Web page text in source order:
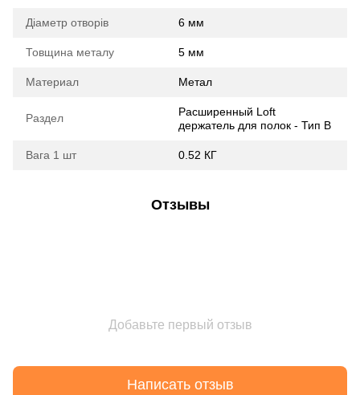
Діаметр отворів 6 мм
Товщина металу 5 мм
Материал Метал
Раздел
Расширенный Loft
держатель для полок - Тип B
Вага 1 шт 0.52 КГ
Отзывы
Добавьте первый отзыв
Написать отзыв